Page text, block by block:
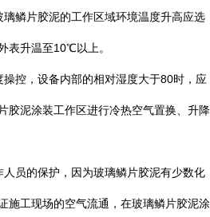
璃鳞片胶泥的工作区域环境温度升高应选
表升温至10℃以上。
操控，设备内部的相对湿度大于80时，应
胶泥涂装工作区进行冷热空气置换、升降
人员的保护，因为玻璃鳞片胶泥有少数化
施工现场的空气流通，在玻璃鳞片胶泥涂